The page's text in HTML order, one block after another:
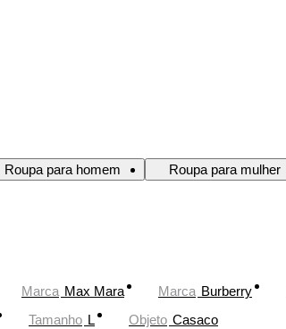
Roupa para homem Roupa para mulher
Marca Max Mara Marca Burberry
Tamanho L Objeto Casaco